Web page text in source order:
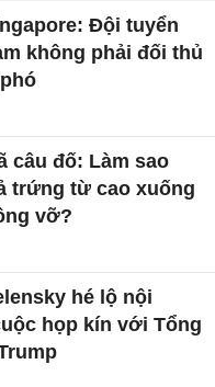
Đội tuyển
không phải đối thủ
câu đố: Làm sao
trứng từ cao xuống
vỡ?
hé lộ nội
họp kín với Tổng